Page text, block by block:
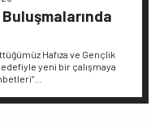
Hafıza ve Gençlik
yeni bir çalışmaya